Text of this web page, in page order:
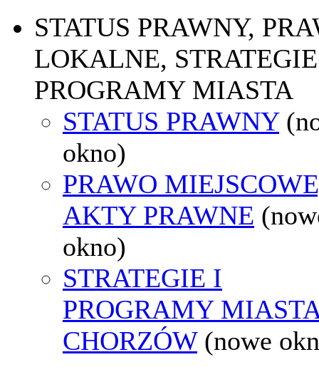
STATUS PRAWNY,
LOKALNE,
PROGRAMY MIASTA
STATUS PRAWNY
okno)
PRAWO
AKTY PRAWNE
okno)
STRATEGIE I
PROGRAMY
CHORZÓW (nowe